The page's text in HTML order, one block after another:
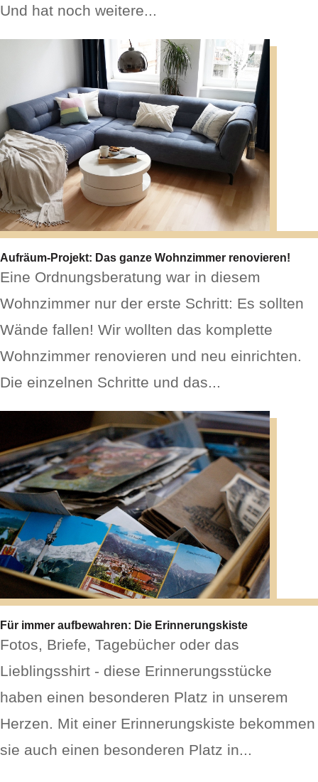
Und hat noch weitere...
Aufräum-Projekt: Das ganze Wohnzimmer renovieren!
Eine Ordnungsberatung war in diesem
Wohnzimmer nur der erste Schritt: Es sollten
Wände fallen! Wir wollten das komplette
Wohnzimmer renovieren und neu einrichten.
Die einzelnen Schritte und das...
Für immer aufbewahren: Die Erinnerungskiste
Fotos, Briefe, Tagebücher oder das
Lieblingsshirt - diese Erinnerungsstücke
haben einen besonderen Platz in unserem
Herzen. Mit einer Erinnerungskiste bekommen
sie auch einen besonderen Platz in...